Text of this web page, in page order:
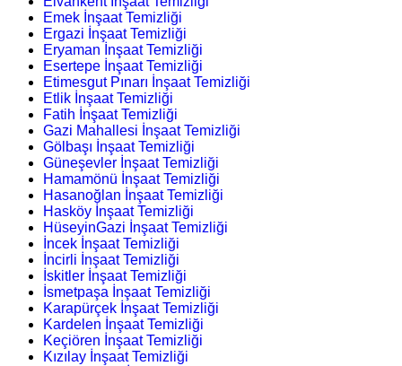
Emek İnşaat Temizliği
Ergazi İnşaat Temizliği
Eryaman İnşaat Temizliği
Esertepe İnşaat Temizliği
Etimesgut Pınarı İnşaat Temizliği
Etlik İnşaat Temizliği
Fatih İnşaat Temizliği
Gazi Mahallesi İnşaat Temizliği
Gölbaşı İnşaat Temizliği
Güneşevler İnşaat Temizliği
Hamamönü İnşaat Temizliği
Hasanoğlan İnşaat Temizliği
Hasköy İnşaat Temizliği
HüseyinGazi İnşaat Temizliği
İncek İnşaat Temizliği
İncirli İnşaat Temizliği
İskitler İnşaat Temizliği
İsmetpaşa İnşaat Temizliği
Karapürçek İnşaat Temizliği
Kardelen İnşaat Temizliği
Keçiören İnşaat Temizliği
Kızılay İnşaat Temizliği